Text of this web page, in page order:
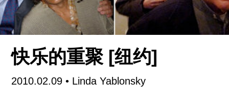
进行的（如配货和邮寄）。当然，我们也不希望刊
物有一个具体的开始，中间段或者结束；理想的
话，这一“套装”（我们开始就这么叫它）每次打开
后，都应有不一样的配备。里面有十份未装订的、
尺寸相当的影印访谈和一组副本，两张大的双面全
彩海报，五件委托配品，五百本。
快乐的重聚 [纽约]
2010.02.09• Linda Yablonsky